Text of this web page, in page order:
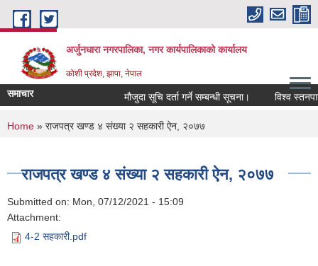
Skip to main content
अर्जुनधारा नगरपालिका, नगर कार्यपालिकाको कार्यालय
कोशी प्रदेश, झापा, नेपाल
समाचार मौजुदा सूचि दर्ता गर्ने सम्बन्धी सूचना। विश्व
You are here
Home » राजपत्र खण्ड ४ संख्या २ सहकारी ऐन, २०७७
राजपत्र खण्ड ४ संख्या २ सहकारी ऐन, २०७७
Submitted on: Mon, 07/12/2021 - 15:09
Attachment:
4-2 सहकारी.pdf